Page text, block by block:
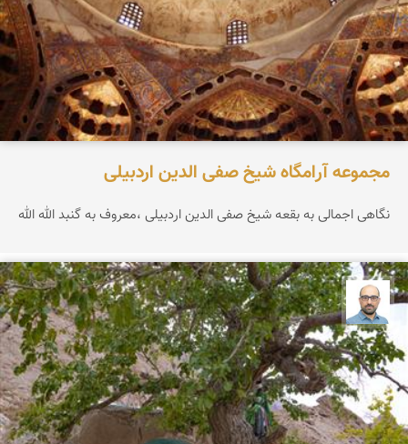
مجموعه آرامگاه شیخ صفی الدین اردبیلی
نگاهی اجمالی به بقعه شیخ صفی الدین اردبیلی ،معروف به گنبد الله الله
بابک ارجمندی